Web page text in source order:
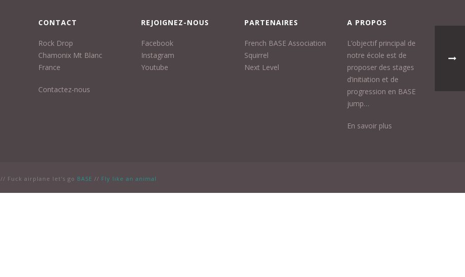
CONTACT
Rock Drop
Chamonix Mt Blanc
France
Contactez-nous
REJOIGNEZ-NOUS
Facebook
Instagram
Youtube
PARTENAIRES
French BASE Association
Squirrel
Next Level
A PROPOS
L’objectif principal de
notre école est de
proposer des stages
d’initiation et de
progression en BASE
jump…
En savoir plus
// Fuck airplane let's go BASE // Fly like an animal